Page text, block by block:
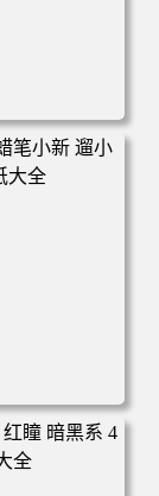
桌面 高清壁
遛小白 麦田